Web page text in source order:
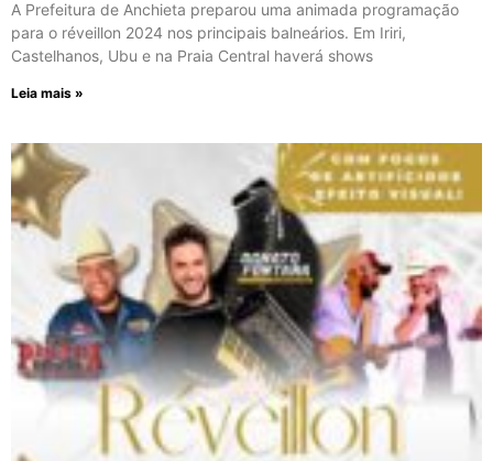
A Prefeitura de Anchieta preparou uma animada programação
para o réveillon 2024 nos principais balneários. Em Iriri,
Castelhanos, Ubu e na Praia Central haverá shows
Leia mais »